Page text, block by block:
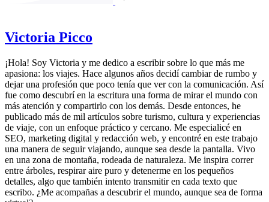
Victoria Picco
¡Hola! Soy Victoria y me dedico a escribir sobre lo que más me
apasiona: los viajes. Hace algunos años decidí cambiar de rumbo y
dejar una profesión que poco tenía que ver con la comunicación. Así
fue como descubrí en la escritura una forma de mirar el mundo con
más atención y compartirlo con los demás. Desde entonces, he
publicado más de mil artículos sobre turismo, cultura y experiencias
de viaje, con un enfoque práctico y cercano. Me especialicé en
SEO, marketing digital y redacción web, y encontré en este trabajo
una manera de seguir viajando, aunque sea desde la pantalla. Vivo
en una zona de montaña, rodeada de naturaleza. Me inspira correr
entre árboles, respirar aire puro y detenerme en los pequeños
detalles, algo que también intento transmitir en cada texto que
escribo. ¿Me acompañas a descubrir el mundo, aunque sea de forma